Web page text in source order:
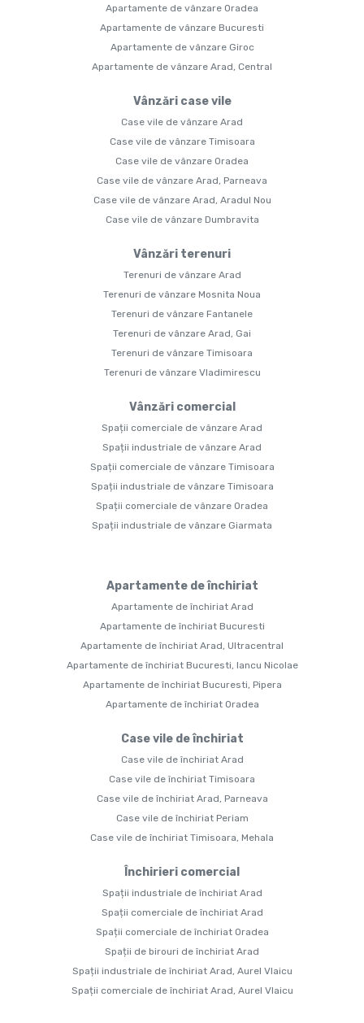
Apartamente de vânzare Oradea
Apartamente de vânzare Bucuresti
Apartamente de vânzare Giroc
Apartamente de vânzare Arad, Central
Vânzări case vile
Case vile de vânzare Arad
Case vile de vânzare Timisoara
Case vile de vânzare Oradea
Case vile de vânzare Arad, Parneava
Case vile de vânzare Arad, Aradul Nou
Case vile de vânzare Dumbravita
Vânzări terenuri
Terenuri de vânzare Arad
Terenuri de vânzare Mosnita Noua
Terenuri de vânzare Fantanele
Terenuri de vânzare Arad, Gai
Terenuri de vânzare Timisoara
Terenuri de vânzare Vladimirescu
Vânzări comercial
Spații comerciale de vânzare Arad
Spații industriale de vânzare Arad
Spații comerciale de vânzare Timisoara
Spații industriale de vânzare Timisoara
Spații comerciale de vânzare Oradea
Spații industriale de vânzare Giarmata
Apartamente de închiriat
Apartamente de închiriat Arad
Apartamente de închiriat Bucuresti
Apartamente de închiriat Arad, Ultracentral
Apartamente de închiriat Bucuresti, Iancu Nicolae
Apartamente de închiriat Bucuresti, Pipera
Apartamente de închiriat Oradea
Case vile de închiriat
Case vile de închiriat Arad
Case vile de închiriat Timisoara
Case vile de închiriat Arad, Parneava
Case vile de închiriat Periam
Case vile de închiriat Timisoara, Mehala
Închirieri comercial
Spații industriale de închiriat Arad
Spații comerciale de închiriat Arad
Spații comerciale de închiriat Oradea
Spații de birouri de închiriat Arad
Spații industriale de închiriat Arad, Aurel Vlaicu
Spații comerciale de închiriat Arad, Aurel Vlaicu